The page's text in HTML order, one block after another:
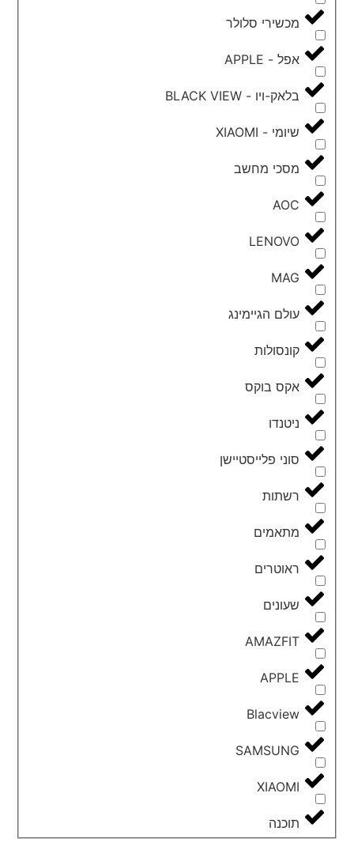
מכשירי סלולר
אפל - APPLE
בלאק-ויו - BLACK VIEW
שיומי - XIAOMI
מסכי מחשב
AOC
LENOVO
MAG
עולם הגיימינג
קונסולות
אקס בוקס
ניטנדו
סוני פלייסטיישן
רשתות
מתאמים
ראוטרים
שעונים
AMAZFIT
APPLE
Blacview
SAMSUNG
XIAOMI
תוכנה